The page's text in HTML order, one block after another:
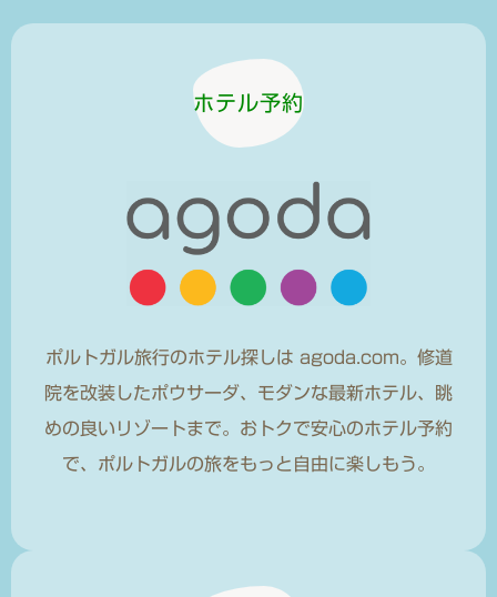
ホテル予約
ポルトガル旅行のホテル探しは agoda.com。修道
院を改装したポウサーダ、モダンな最新ホテル、眺
めの良いリゾートまで。おトクで安心のホテル予約
で、ポルトガルの旅をもっと自由に楽しもう。